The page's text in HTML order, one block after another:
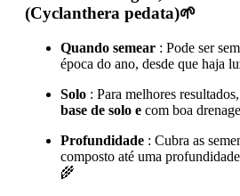
(Cyclanthera pedata)🌱
Quando semear : Pode ser
época do ano, desde que haja
Solo : Para melhores
base de solo e com boa
Profundidade : Cubra as
composto até uma
🌾